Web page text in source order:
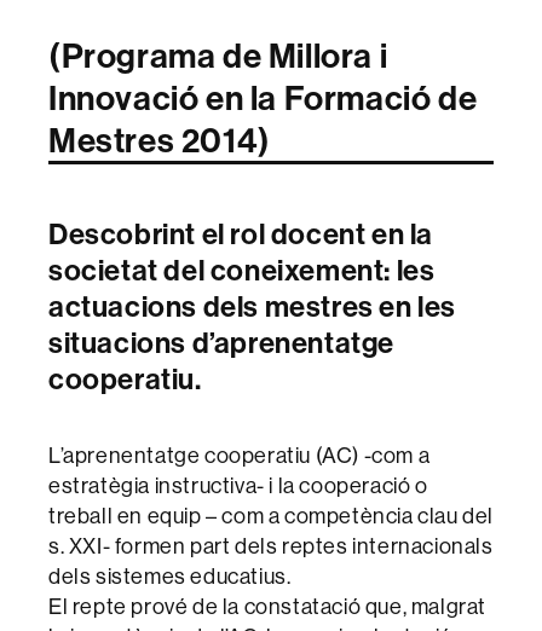
(Programa de Millora i
Innovació en la Formació de
Mestres 2014)
Descobrint el rol docent en la
societat del coneixement: les
actuacions dels mestres en les
situacions d’aprenentatge
cooperatiu.
L’aprenentatge cooperatiu (AC) -com a
estratègia instructiva- i la cooperació o
treball en equip – com a competència clau del
s. XXI- formen part dels reptes internacionals
dels sistemes educatius.
El repte prové de la constatació que, malgrat